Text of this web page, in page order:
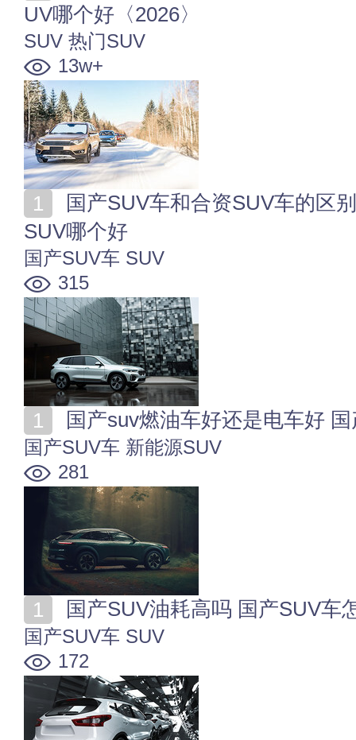
UV哪个好〈2026〉
SUV 热门SUV
13w+
SUV哪个好
国产SUV车 SUV
315
国产suv燃油车好还是电车好
国产SUV车 新能源SUV
281
国产SUV油耗高吗 国产SUV车
国产SUV车 SUV
172